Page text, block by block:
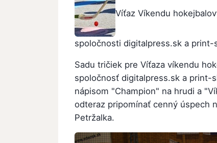
Víťaz Víkendu
spoločnosti digitalpress.sk a print-
Sadu tričiek pre Víťaza víkendu
spoločnosť digitalpress.sk a print-
nápisom "Champion" na hrudi a
odteraz pripomínať cenný úspech
Petržalka.